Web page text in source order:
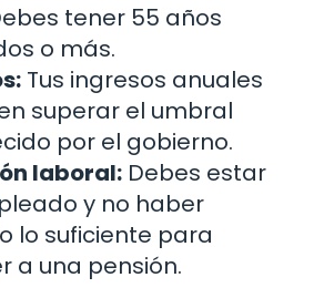
tener 55 años
o más.
Tus ingresos anuales
superar el umbral
por el gobierno.
laboral: Debes estar
y no haber
lo suficiente para
a una pensión.